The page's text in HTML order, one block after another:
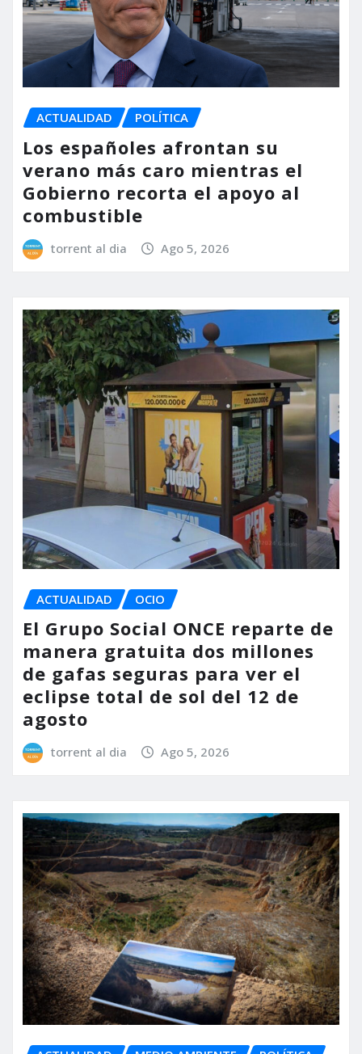
ACTUALIDAD POLÍTICA
Los españoles afrontan su
verano más caro mientras el
Gobierno recorta el apoyo al
combustible
torrent al dia Ago 5, 2026
ACTUALIDAD OCIO
El Grupo Social ONCE reparte de
manera gratuita dos millones
de gafas seguras para ver el
eclipse total de sol del 12 de
agosto
torrent al dia Ago 5, 2026